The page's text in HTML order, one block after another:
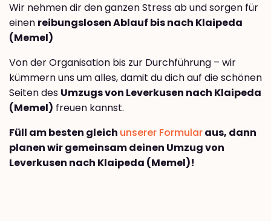
Wir nehmen dir den ganzen Stress ab und sorgen für
einen reibungslosen Ablauf bis nach Klaipeda
(Memel)
Von der Organisation bis zur Durchführung – wir
kümmern uns um alles, damit du dich auf die schönen
Seiten des Umzugs von Leverkusen nach Klaipeda
(Memel) freuen kannst.
Füll am besten gleich unserer Formularaus, dann
planen wir gemeinsam deinen Umzug von
Leverkusen nach Klaipeda (Memel)!